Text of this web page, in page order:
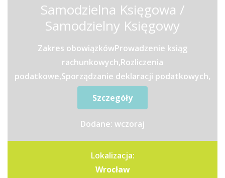
Samodzielna Księgowa /
Samodzielny Księgowy
Zakres obowiązkówProwadzenie ksiąg
rachunkowych,Rozliczenia
podatkowe,Sporządzanie deklaracji podatkowych,
sprawozdań finansowych, oraz innych
sprawozdań...
Szczegóły
Dodane: wczoraj
Lokalizacja:
Wrocław